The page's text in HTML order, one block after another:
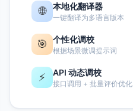
🌐 本地化翻译器
一键翻译为多语言版本
🎯 个性化调校
根据场景微调提示词
⚡ API 动态调校
接口调用 + 批量评价优化